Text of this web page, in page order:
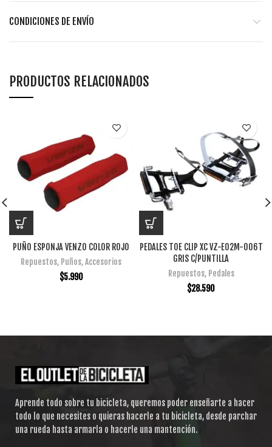
CONDICIONES DE ENVÍO
PRODUCTOS RELACIONADOS
PUÑO ESPONJA VENZO COLOR ROJO
Repuestos, Puños,Accesorios
$5.990
PEDALES TOE CLIP XC VZ-E02M-006T
GRIS C/PUNTILLA
Repuestos, Pedales
$28.590
Aprende todo sobre tu bicicleta, queremos poder enseñarte a hacer
todo lo que necesites o quieras hacerle a tu bicicleta, desde parchar
una rueda hasta armarla o hacerle una mantención.